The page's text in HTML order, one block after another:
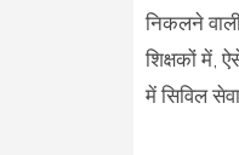
निकलने
शिक्षकों में,
में सिविल